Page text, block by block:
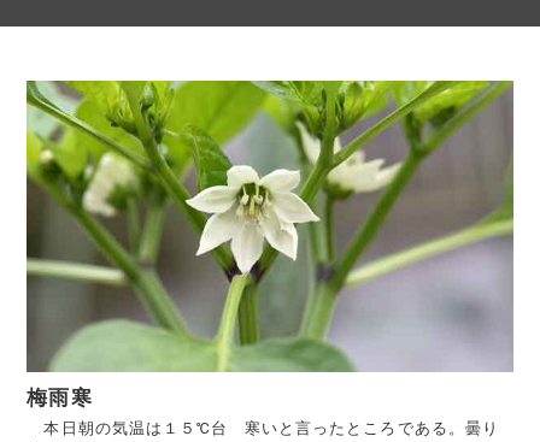
梅雨寒
本日朝の気温は１５℃台 寒いと言ったところである。曇り